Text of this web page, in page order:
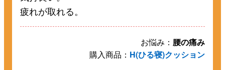
疲れが取れる。
お悩み： 腰の痛み
購入商品： H(ひる寝)クッション